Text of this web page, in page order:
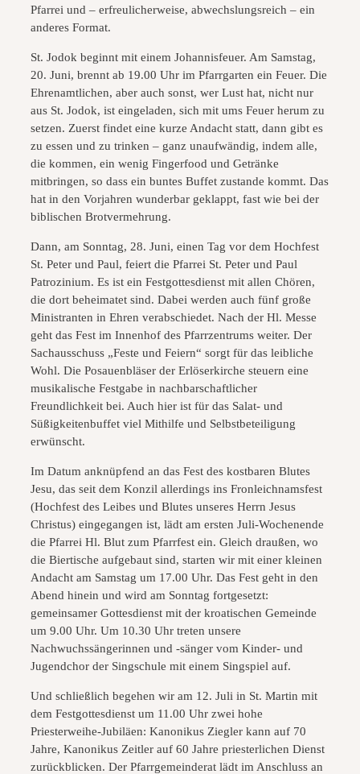
Pfarrei und – erfreulicherweise, abwechslungsreich – ein
anderes Format.
St. Jodok beginnt mit einem Johannisfeuer. Am Samstag,
20. Juni, brennt ab 19.00 Uhr im Pfarrgarten ein Feuer. Die
Ehrenamtlichen, aber auch sonst, wer Lust hat, nicht nur
aus St. Jodok, ist eingeladen, sich mit ums Feuer herum zu
setzen. Zuerst findet eine kurze Andacht statt, dann gibt es
zu essen und zu trinken – ganz unaufwändig, indem alle,
die kommen, ein wenig Fingerfood und Getränke
mitbringen, so dass ein buntes Buffet zustande kommt. Das
hat in den Vorjahren wunderbar geklappt, fast wie bei der
biblischen Brotvermehrung.
Dann, am Sonntag, 28. Juni, einen Tag vor dem Hochfest
St. Peter und Paul, feiert die Pfarrei St. Peter und Paul
Patrozinium. Es ist ein Festgottesdienst mit allen Chören,
die dort beheimatet sind. Dabei werden auch fünf große
Ministranten in Ehren verabschiedet. Nach der Hl. Messe
geht das Fest im Innenhof des Pfarrzentrums weiter. Der
Sachausschuss „Feste und Feiern“ sorgt für das leibliche
Wohl. Die Posauenbläser der Erlöserkirche steuern eine
musikalische Festgabe in nachbarschaftlicher
Freundlichkeit bei. Auch hier ist für das Salat- und
Süßigkeitenbuffet viel Mithilfe und Selbstbeteiligung
erwünscht.
Im Datum anknüpfend an das Fest des kostbaren Blutes
Jesu, das seit dem Konzil allerdings ins Fronleichnamsfest
(Hochfest des Leibes und Blutes unseres Herrn Jesus
Christus) eingegangen ist, lädt am ersten Juli-Wochenende
die Pfarrei Hl. Blut zum Pfarrfest ein. Gleich draußen, wo
die Biertische aufgebaut sind, starten wir mit einer kleinen
Andacht am Samstag um 17.00 Uhr. Das Fest geht in den
Abend hinein und wird am Sonntag fortgesetzt:
gemeinsamer Gottesdienst mit der kroatischen Gemeinde
um 9.00 Uhr. Um 10.30 Uhr treten unsere
Nachwuchssängerinnen und -sänger vom Kinder- und
Jugendchor der Singschule mit einem Singspiel auf.
Und schließlich begehen wir am 12. Juli in St. Martin mit
dem Festgottesdienst um 11.00 Uhr zwei hohe
Priesterweihe-Jubiläen: Kanonikus Ziegler kann auf 70
Jahre, Kanonikus Zeitler auf 60 Jahre priesterlichen Dienst
zurückblicken. Der Pfarrgemeinderat lädt im Anschluss an